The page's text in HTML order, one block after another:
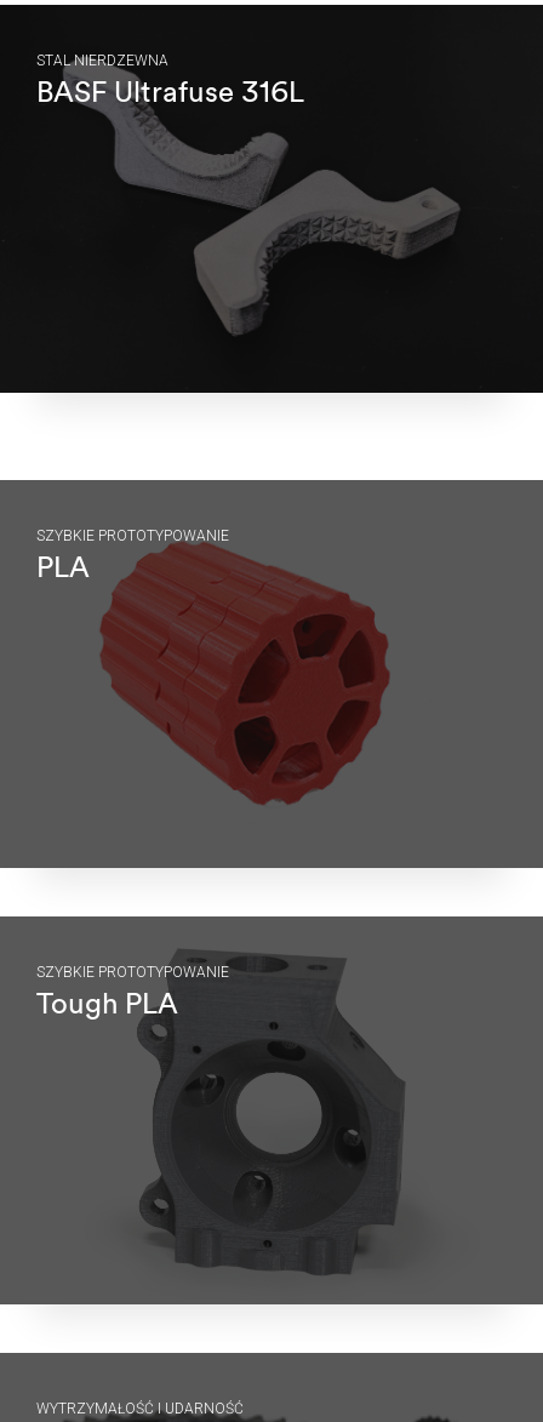
STAL NIERDZEWNA
BASF Ultrafuse 316L
SZYBKIE PROTOTYPOWANIE
PLA
SZYBKIE PROTOTYPOWANIE
Tough PLA
WYTRZYMAŁOŚĆ I UDARNOŚĆ